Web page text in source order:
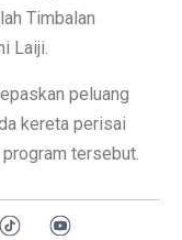
Timbalan
Laiji.
peluang
kereta perisai
tersebut.